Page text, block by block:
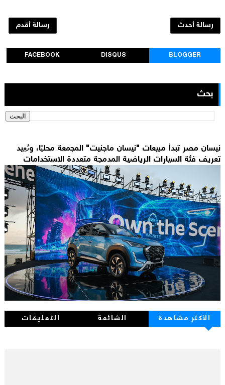
رسالة أحدث رسالة أقدم
BLOGGER
DISQUS
FACEBOOK
بحث
نيسان مصر تبدأ مبيعات "نيسان ماجنيت" المجمعة محليًا، وتُعِيد
تعريف فئة السيارات الرياضية المدمجة متعددة الاستخدامات
الأكثر مشاهدة الشائعة التعليقات